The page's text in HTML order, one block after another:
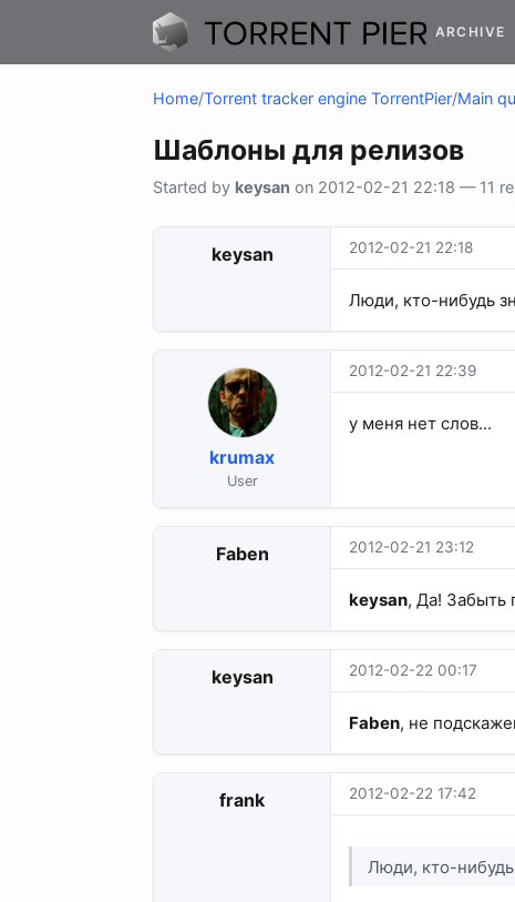
ARCHIVE
Home/Torrent tracker engine TorrentPier/Main
Шаблоны для релизов
Started by keysan on 2012-02-21 22:18 — 11
keysan 2012-02-21 22:18
Люди, кто-нибудь
krumax
User
2012-02-21 22:39
у меня нет слов...
Faben 2012-02-21 23:12
keysan, Да! Забыть
keysan 2012-02-22 00:17
Faben, не
frank 2012-02-22 17:42
Люди, кто-